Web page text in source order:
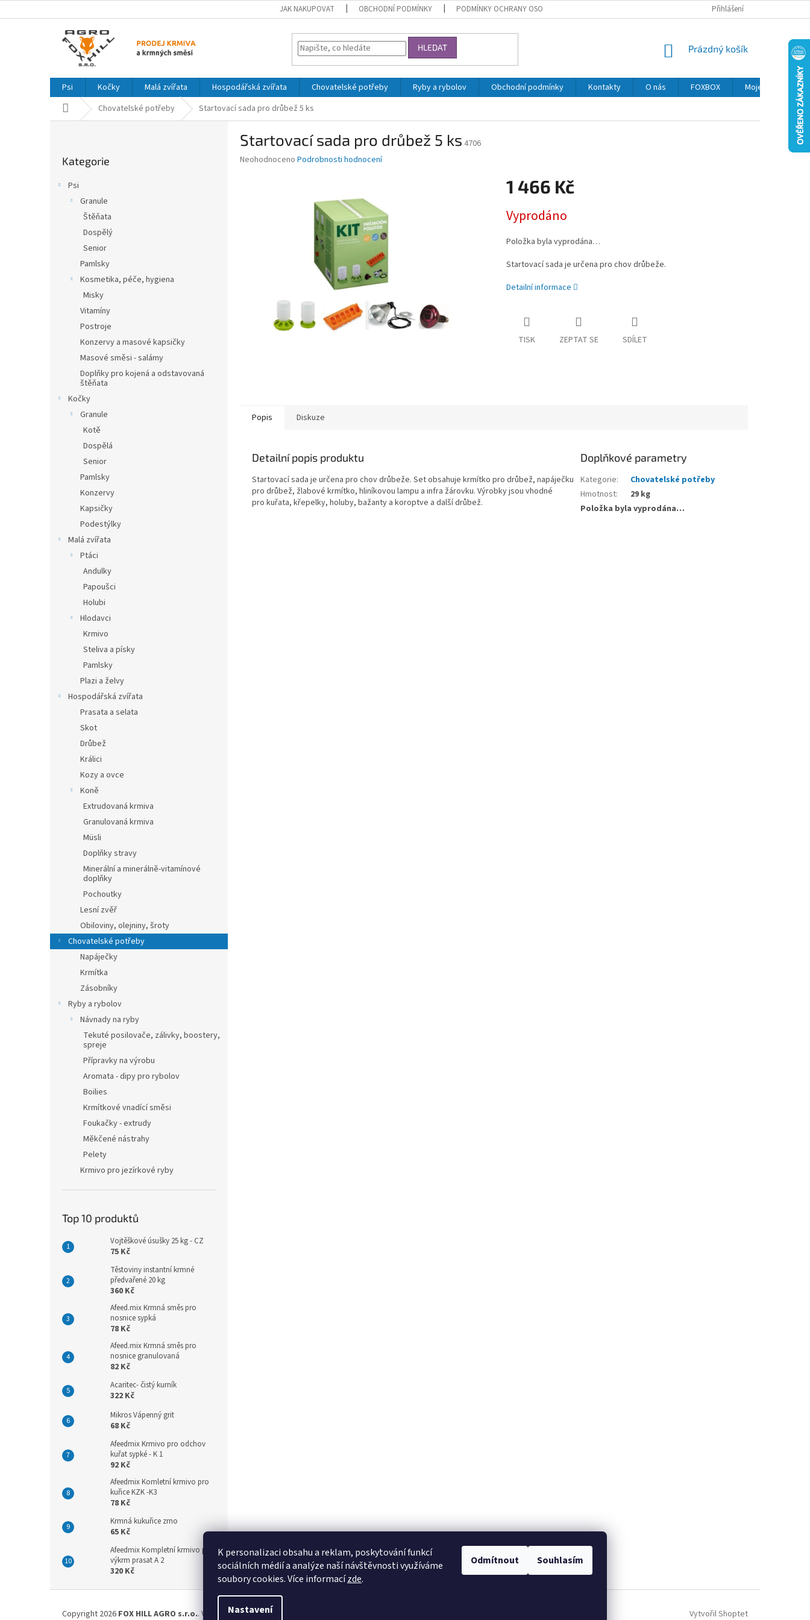
K personalizaci obsahu a reklam, poskytování funkcí
sociálních médií a analýze naší návštěvnosti využíváme
soubory cookies. Více informacízde.
Nastavení
Odmítnout Souhlasím
na
JAK NAKUPOVAT OBCHODNÍ PODMÍNKY PODMÍNKY OCHRANY OSOBNÍCH ÚDAJŮ Přihlášení
HLEDAT
NÁKUPNÍ
Prázdný košík
Psi Kočky Malá zvířata Hospodářská zvířata Chovatelské potřeby Ryby a rybolov Obchodní podmínky Kontakty O nás FOXBOX
Moje objednávka
Domů Chovatelské potřeby Startovací sada pro drůbež 5 ks
kategorie
Kategorie
Psi
Granule
Štěňata
Dospělý
Senior
Pamlsky
Kosmetika, péče, hygiena
Misky
Vitamíny
Postroje
Konzervy a masové kapsičky
Masové směsi - salámy
Doplňky pro kojená a odstavovaná
štěňata
Kočky
Granule
Kotě
Dospělá
Senior
Pamlsky
Konzervy
Kapsičky
Podestýlky
Malá zvířata
Ptáci
Andulky
Papoušci
Holubi
Hlodavci
Krmivo
Steliva a písky
Pamlsky
Plazi a želvy
Hospodářská zvířata
Prasata a selata
Skot
Drůbež
Králici
Kozy a ovce
Koně
Extrudovaná krmiva
Granulovaná krmiva
Müsli
Doplňky stravy
Minerální a minerálně-vitamínové
doplňky
Pochoutky
Lesní zvěř
Obiloviny, olejniny, šroty
Chovatelské potřeby
Napáječky
Krmítka
Zásobníky
Ryby a rybolov
Návnady na ryby
Tekuté posilovače, zálivky, boostery,
spreje
Přípravky na výrobu
Aromata - dipy pro rybolov
Boilies
Krmítkové vnadící směsi
Foukačky - extrudy
Měkčené nástrahy
Pelety
Krmivo pro jezírkové ryby
Top 10 produktů
Vojtěškové úsušky 25 kg - CZ
75 Kč
Těstoviny instantní krmné
předvařené 20 kg
360 Kč
Afeed.mix Krmná směs pro
nosnice sypká
78 Kč
Afeed.mix Krmná směs pro
nosnice granulovaná
82 Kč
Acaritec- čistý kurník
322 Kč
Mikros Vápenný grit
68 Kč
Afeedmix Krmivo pro odchov
kuřat sypké - K 1
92 Kč
Afeedmix Komletní krmivo pro
kuřice KZK -K3
78 Kč
Krmná kukuřice zrno
65 Kč
Afeedmix Kompletní krmivo pro
výkrm prasat A 2
320 Kč
Startovací sada pro drůbež 5 ks 4706
Průměrné
Neohodnoceno Podrobnosti hodnocení
1 466 Kč
cena:
Vyprodáno
Položka byla vyprodána…
Startovací sada je určena pro chov drůbeže.
Detailní informace
TISK ZEPTAT SE SDÍLET
Popis Diskuze
Detailní popis produktu
Startovací sada je určena pro chov drůbeže. Set obsahuje krmítko pro drůbež, napáječku
pro drůbež, žlabové krmítko, hliníkovou lampu a infra žárovku. Výrobky jsou vhodné
pro kuřata, křepelky, holuby, bažanty a koroptve a další drůbež.
Doplňkové parametry
Kategorie:
Chovatelské potřeby
Hmotnost:
29 kg
Položka byla vyprodána…
Vytvořil Shoptet
Copyright 2026 FOX HILL AGRO s.r.o.. Všechna práva vyhrazena.